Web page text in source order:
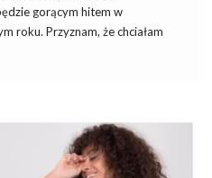
gorącym hitem w
roku. Przyznam, że chciałam
przygotował się na
i uzbroił się w przepiękne
Wam w oko. Przejściowa